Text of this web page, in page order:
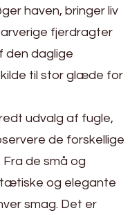
haven, bringer liv
fjerdragter
den daglige
til stor glæde for
udvalg af fugle,
de forskellige
de små og
og elegante
smag. Det er